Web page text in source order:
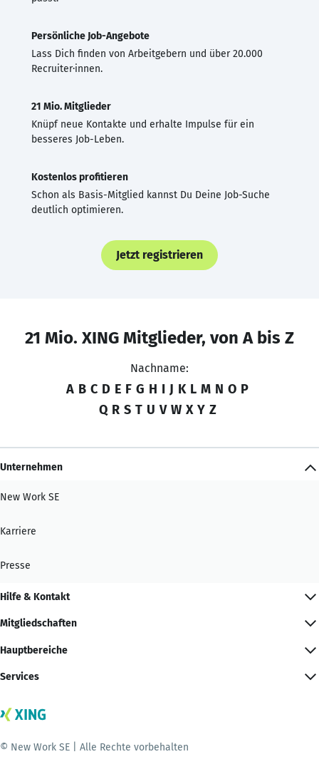
Persönliche Job-Angebote
Lass Dich finden von Arbeitgebern und über 20.000
Recruiter·innen.
21 Mio. Mitglieder
Knüpf neue Kontakte und erhalte Impulse für ein
besseres Job-Leben.
Kostenlos profitieren
Schon als Basis-Mitglied kannst Du Deine Job-Suche
deutlich optimieren.
Jetzt registrieren
21 Mio. XING Mitglieder, von A bis Z
Nachname:
A B C D E F G H I J K L M N O P
Q R S T U V W X Y Z
Unternehmen
New Work SE
Karriere
Presse
Hilfe & Kontakt
Mitgliedschaften
Hauptbereiche
Services
© New Work SE | Alle Rechte vorbehalten